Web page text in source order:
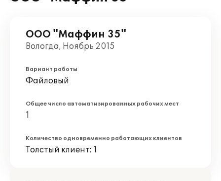
ООО "Маффин 35"
Вологда, Ноябрь 2015
Вариант работы
Файловый
Общее число автоматизированных рабочих мест
1
Количество одновременно работающих клиентов
Толстый клиент: 1